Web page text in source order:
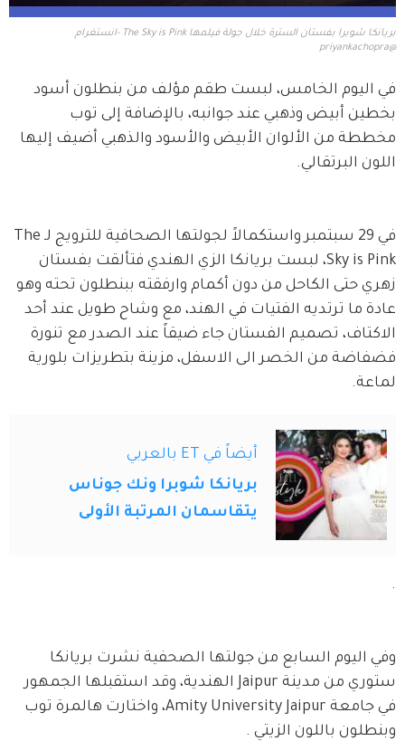
بريانكا شوبرا بفستان السترة خلال جولة فيلمها The Sky is Pink -انستغرام
@priyankachopra
في اليوم الخامس، لبست طقم مؤلف من بنطلون أسود
بخطين أبيض وذهبي عند جوانبه، بالإضافة إلى توب
مخططة من الألوان الأبيض والأسود والذهبي أضيف إليها
اللون البرتقالي.
في 29 سبتمبر واستكمالاً لجولتها الصحافية للترويج لـThe
Sky is Pink، لبست بريانكا الزي الهندي فتألقت بفستان
زهري حتى الكاحل من دون أكمام وارفقته ببنطلون تحته وهو
عادة ما ترتديه الفتيات في الهند، مع وشاح طويل عند أحد
الاكتاف، تصميم الفستان جاء ضيقاً عند الصدر مع تنورة
فضفاضة من الخصر الى الاسفل، مزينة بتطريزات بلورية
لماعة.
أيضاً في ET بالعربي
بريانكا شوبرا ونك جوناس
يتقاسمان المرتبة الأولى
.
وفي اليوم السابع من جولتها الصحفية نشرت بريانكا
ستوري من مدينة Jaipur الهندية، وقد استقبلها الجمهور
في جامعة Amity University Jaipur، واختارت هالمرة توب
وبنطلون باللون الزيتي .